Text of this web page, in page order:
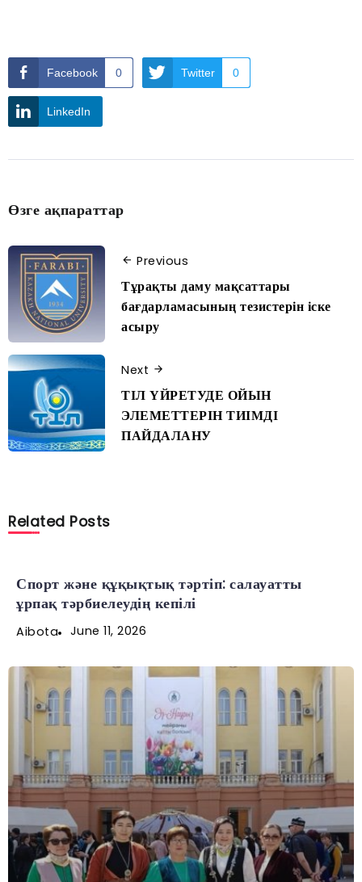
Facebook 0 Twitter 0
LinkedIn
Өзге ақпараттар
Previous
Тұрақты даму мақсаттары
бағдарламасының тезистерін іске
асыру
Next
ТІЛ ҮЙРЕТУДЕ ОЙЫН
ЭЛЕМЕТТЕРІН ТИІМДІ
ПАЙДАЛАНУ
Related Posts
Спорт және құқықтық тәртіп: салауатты
ұрпақ тәрбиелеудің кепілі
Aibota June 11, 2026